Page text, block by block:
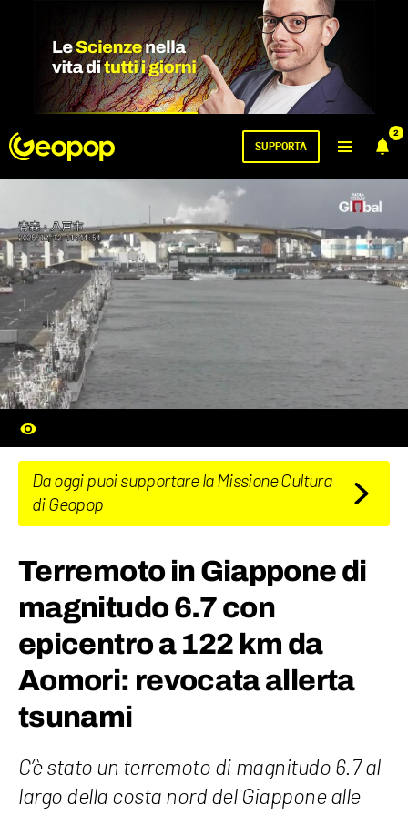
2
SUPPORTA
Da oggi puoi supportare la Missione Cultura
di Geopop
Terremoto in Giappone di
magnitudo 6.7 con
epicentro a 122 km da
Aomori: revocata allerta
tsunami
C’è stato un terremoto di magnitudo 6.7 al
largo della costa nord del Giappone alle